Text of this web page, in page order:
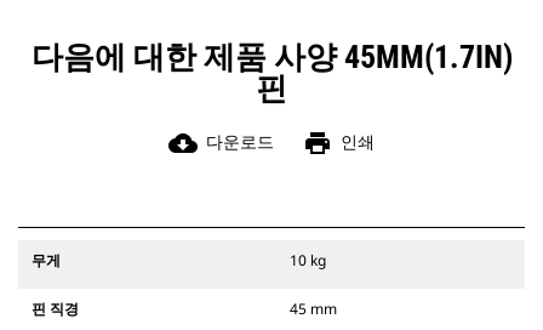
다음에 대한 제품 사양 45MM(1.7IN)
핀
cloud_download 다운로드 print 인쇄
무게 10 kg
핀 직경 45 mm